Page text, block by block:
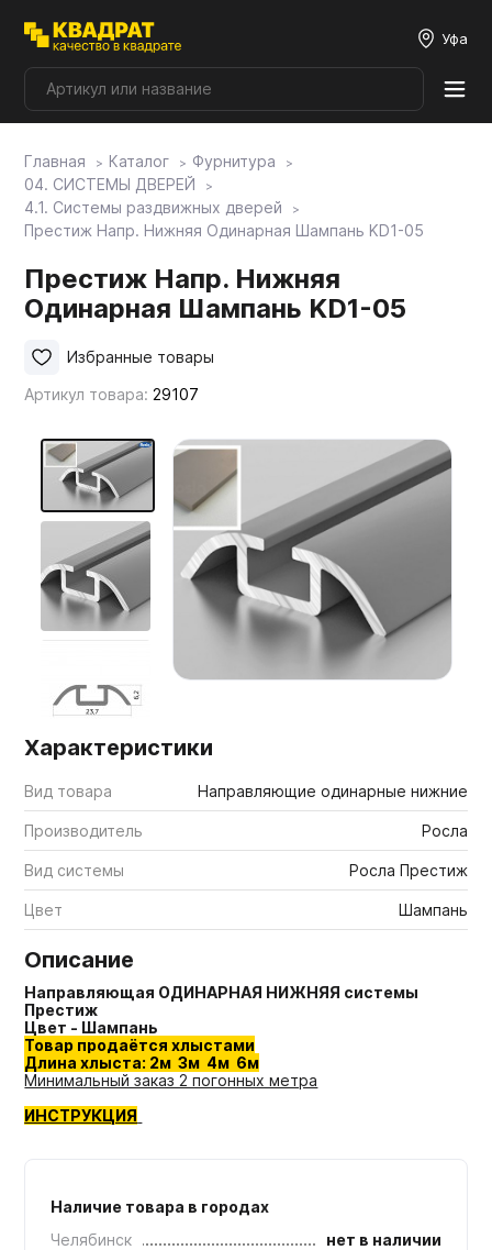
Уфа
Плитные материалы
Фурнитура
Столешницы
Фасады
Мебельные образцы, каталоги
Главная Каталог
Фурнитура
04. СИСТЕМЫ ДВЕРЕЙ
4.1. Системы раздвижных дверей
Престиж Напр. Нижняя Одинарная Шампань KD1-05
Престиж Напр. Нижняя
Одинарная Шампань KD1-05
Артикул товара: 29107
Избранные товары
Характеристики
Вид товара Направляющие одинарные нижние
Производитель Росла
Вид системы Росла Престиж
Цвет Шампань
Описание
Направляющая ОДИНАРНАЯ НИЖНЯЯ системы
Престиж
Цвет - Шампань
Товар продаётся хлыстами
Длина хлыста: 2м 3м 4м 6м
Минимальный заказ 2 погонных метра
ИНСТРУКЦИЯ
Наличие товара в городах
Челябинск
нет в наличии